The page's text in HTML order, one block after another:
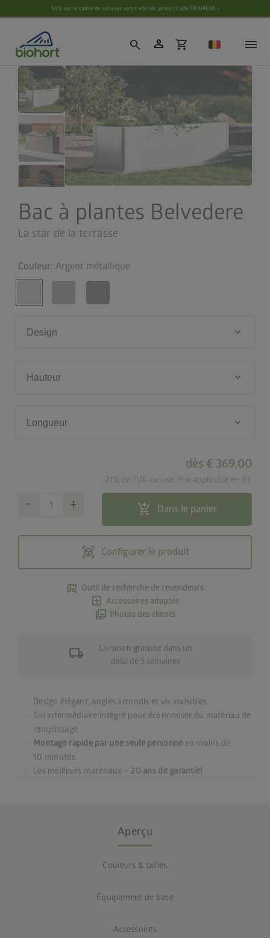
Paramètres des cookies50% sur le cadre de sol avec votre abri de jardin | Code FRAME50 ›
search person shopping_cart
Bac à plantes Belvedere
La star de la terrasse
Couleur: Argent métallique
Design keyboard_arrow_down
Hauteur keyboard_arrow_down
Longueur keyboard_arrow_down
dès € 369,00
21% de TVA incluse. Prix applicable en BE
remove add add_shopping_cart Dans le panier
view_in_ar Configurer le produit
map_search Outil de recherche de revendeurs
add_box Accessoires adaptés
photo_library Photos des clients
local_shipping
Livraison gratuite dans un
délai de 3 semaines
Design élégant, angles arrondis et vis invisibles
Sol intermédiaire intégré pour économiser du matériau de
remplissage
Montage rapide par une seule personne en moins de
10 minutes
Les meilleurs matériaux –
20 ans de garantie!
Aperçu
Couleurs & tailles
Équipement de base
Accessoires